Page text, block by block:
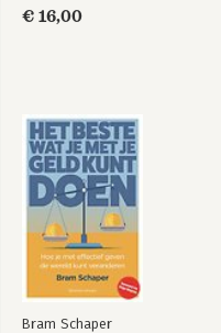
€ 16,00
Bram Schaper